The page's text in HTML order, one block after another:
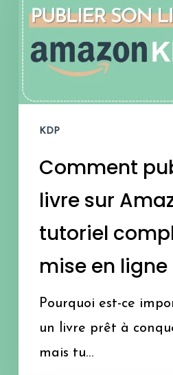
un
livre
sur
Amazon
tutoriel
mise
KDP
Comment
livre sur
tutoriel
mise en ligne
Pourquoi est-ce
un livre prêt à
mais tu…